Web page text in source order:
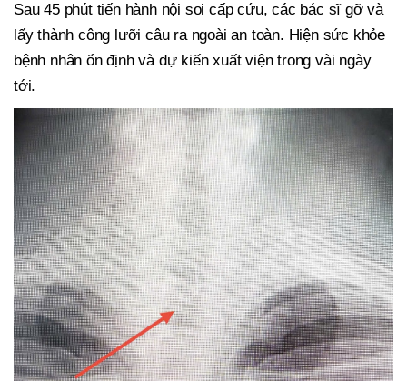
Sau 45 phút tiến hành nội soi cấp cứu, các bác sĩ gỡ và
lấy thành công lưỡi câu ra ngoài an toàn. Hiện sức khỏe
bệnh nhân ổn định và dự kiến xuất viện trong vài ngày
tới.